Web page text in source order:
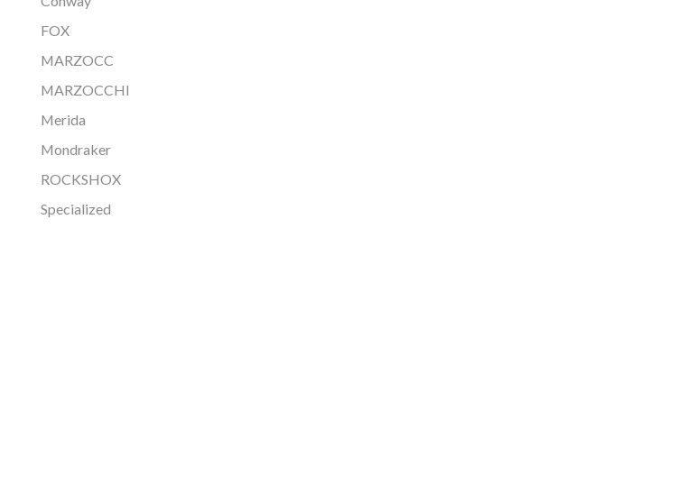
FOX
MARZOCC
MARZOCCHI
Merida
Mondraker
ROCKSHOX
Specialized